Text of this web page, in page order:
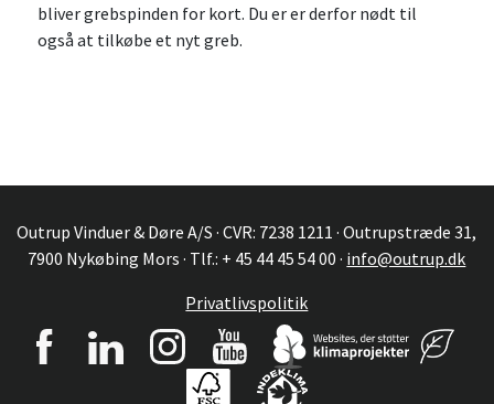
bliver grebspinden for kort. Du er er derfor nødt til
også at tilkøbe et nyt greb.
Outrup Vinduer & Døre A/S · CVR: 7238 1211 · Outrupstræde 31,
7900 Nykøbing Mors · Tlf.: + 45 44 45 54 00 · info@outrup.dk
Privatlivspolitik